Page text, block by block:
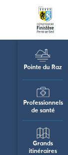
Pointe du Raz
Professionnels
de santé
Grands
itinéraires